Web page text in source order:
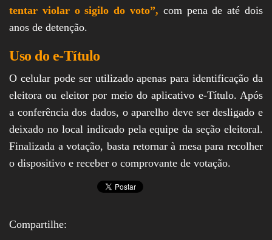
tentar violar o sigilo do voto”, com pena de até dois
anos de detenção.
Uso do e-Título
O celular pode ser utilizado apenas para identificação da
eleitora ou eleitor por meio do aplicativo e-Título. Após
a conferência dos dados, o aparelho deve ser desligado e
deixado no local indicado pela equipe da seção eleitoral.
Finalizada a votação, basta retornar à mesa para recolher
o dispositivo e receber o comprovante de votação.
Compartilhe: